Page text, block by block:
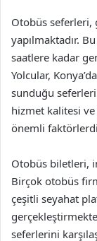
Otobüs seferleri,
yapılmaktadır.
saatlere kadar
Yolcular,
sunduğu
hizmet kalitesi
önemli
Otobüs biletleri,
Birçok otobüs
çeşitli seyahat
seferlerini